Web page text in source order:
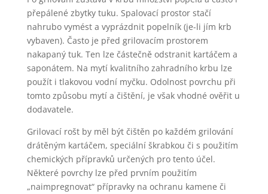
přepálené zbytky tuku. Spalovací prostor stačí
nahrubo vymést a vyprázdnit popelník (je-li jím krb
vybaven). Často je před grilovacím prostorem
nakapaný tuk. Ten lze částečně odstranit kartáčem a
saponátem. Na mytí kvalitního zahradního krbu lze
použít i tlakovou vodní myčku. Odolnost povrchu při
tomto způsobu mytí a čištění, je však vhodné ověřit u
dodavatele.
Grilovací rošt by měl být čištěn po každém grilování
drátěným kartáčem, speciální škrabkou či s použitím
chemických přípravků určených pro tento účel.
Některé povrchy lze před prvním použitím
„naimpregnovat“ přípravky na ochranu kamene či